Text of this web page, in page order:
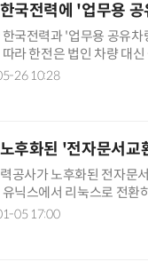
국전력에 '업무용
한국전력과 '업무용 공유
라 한전은 법인 차량 대
원은 쏘카 법인 전용 상품
26 10:28
후화된 '전자문서
공사가 노후화된 전자문
닉스에서 리눅스로 전환
은 전자문서 처리량은 늘
05 17:00